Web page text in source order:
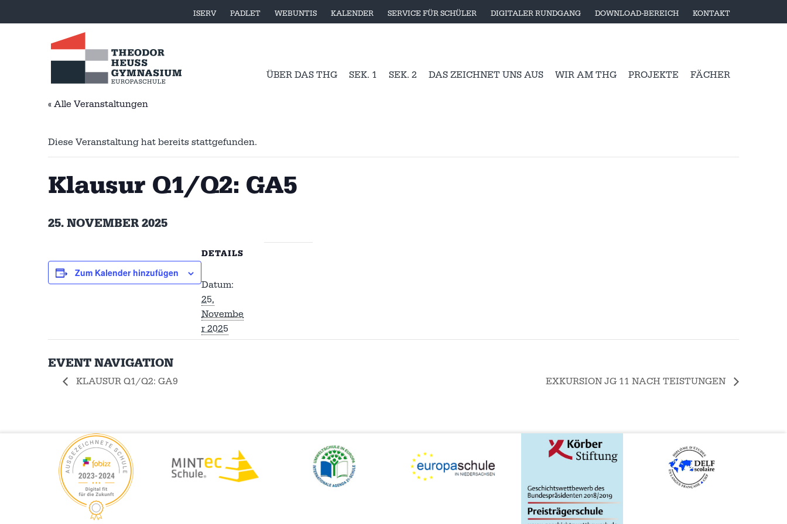
ISERV PADLET WEBUNTIS KALENDER SERVICE FÜR SCHÜLER DIGITALER RUNDGANG DOWNLOAD-BEREICH KONTAKT
ÜBER DAS THG SEK. 1 SEK. 2 DAS ZEICHNET UNS AUS WIR AM THG PROJEKTE FÄCHER
« Alle Veranstaltungen
Diese Veranstaltung hat bereits stattgefunden.
Klausur Q1/Q2: GA5
25. NOVEMBER 2025
Zum Kalender hinzufügen
DETAILS
Datum:
25.
Novembe
r 2025
EVENT NAVIGATION
KLAUSUR Q1/Q2: GA9 EXKURSION JG 11 NACH TEISTUNGEN